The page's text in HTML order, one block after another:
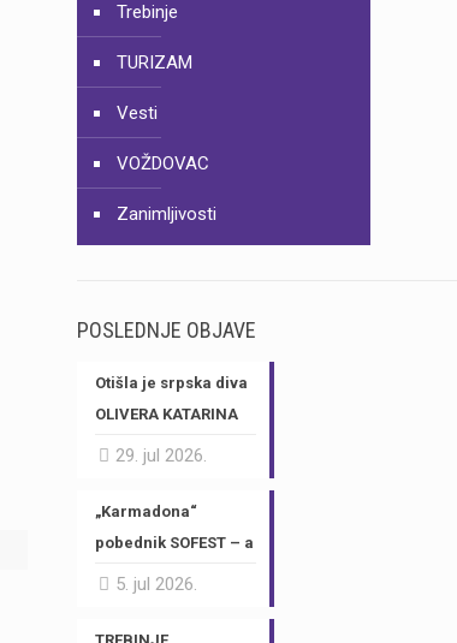
Trebinje
TURIZAM
Vesti
VOŽDOVAC
Zanimljivosti
POSLEDNJE OBJAVE
Otišla je srpska diva
OLIVERA KATARINA
29. jul 2026.
„Karmadona“
pobednik SOFEST – a
5. jul 2026.